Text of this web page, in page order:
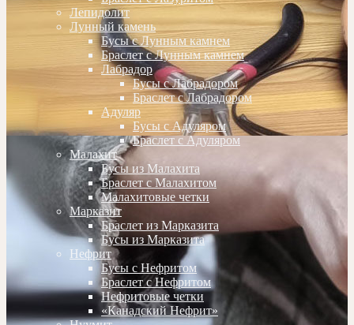
Лепидолит
Лунный камень
Бусы с Лунным камнем
Браслет с Лунным камнем
Лабрадор
Бусы с Лабрадором
Браслет с Лабрадором
Адуляр
Бусы с Адуляром
Браслет с Адуляром
Малахит
Бусы из Малахита
Браслет с Малахитом
Малахитовые четки
Марказит
Браслет из Марказита
Бусы из Марказита
Нефрит
Бусы с Нефритом
Браслет с Нефритом
Нефритовые четки
«Канадский Нефрит»